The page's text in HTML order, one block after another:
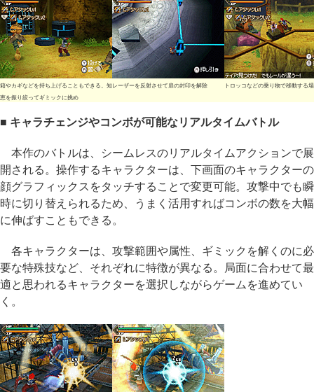
箱やカギなどを持ち上げることもできる。知
恵を振り絞ってギミックに挑め
レーザーを反射させて扉の封印を解除 トロッコなどの乗り物で移動する
■ キャラチェンジやコンボが可能なリアルタイムバトル
本作のバトルは、シームレスのリアルタイムアクションで展
開される。操作するキャラクターは、下画面のキャラクターの
顔グラフィックスをタッチすることで変更可能。攻撃中でも瞬
時に切り替えられるため、うまく活用すればコンボの数を大幅
に伸ばすこともできる。
各キャラクターは、攻撃範囲や属性、ギミックを解くのに必
要な特殊技など、それぞれに特徴が異なる。局面に合わせて最
適と思われるキャラクターを選択しながらゲームを進めてい
く。